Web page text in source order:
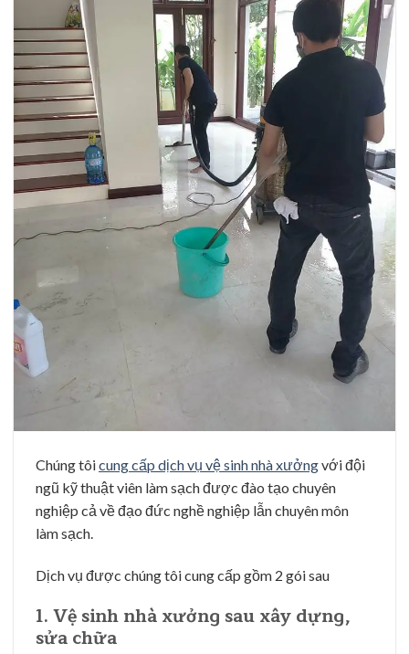
Chúng tôicung cấp dịch vụ vệ sinh nhà xưởngvới đội
ngũ kỹ thuật viên làm sạch được đào tạo chuyên
nghiệp cả về đạo đức nghề nghiệp lẫn chuyên môn
làm sạch.
Dịch vụ được chúng tôi cung cấp gồm 2 gói sau
1. Vệ sinh nhà xưởng sau xây dựng,
sửa chữa